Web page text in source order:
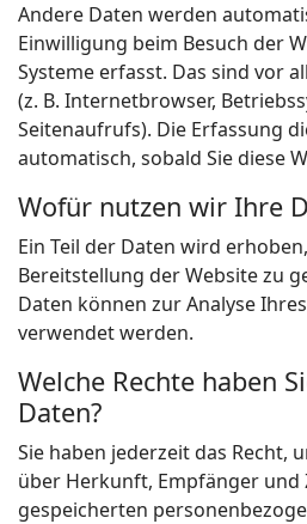
Andere Daten werden
Einwilligung beim Besuch der
Systeme erfasst. Das sind vor
(z. B. Internetbrowser,
Seitenaufrufs). Die Erfassung
automatisch, sobald Sie diese
Wofür nutzen wir Ihre
Ein Teil der Daten wird
Bereitstellung der Website zu
Daten können zur Analyse
verwendet werden.
Welche Rechte haben
Daten?
Sie haben jederzeit das Recht,
über Herkunft, Empfänger und
gespeicherten